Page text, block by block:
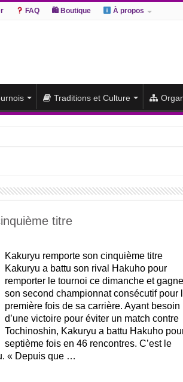
FAQ 🛍 Boutique À propos
Traditions et Culture
et poursuit sa série de victoires face
après les défaites d’Abi et d’Atamifuji
titre
Kakuryu remporte son cinquième titre
Kakuryu a battu son rival Hakuho pour
remporter le tournoi ce dimanche et
son second championnat consécutif pour
première fois de sa carrière. Ayant besoin
d’une victoire pour éviter un match contre
Tochinoshin, Kakuryu a battu Hakuho
septième fois en 46 rencontres. C’est le
« Depuis que …